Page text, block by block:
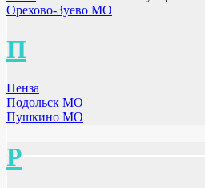
Орехово-Зуево МО
П
Пенза
Подольск МО
Пушкино МО
Р